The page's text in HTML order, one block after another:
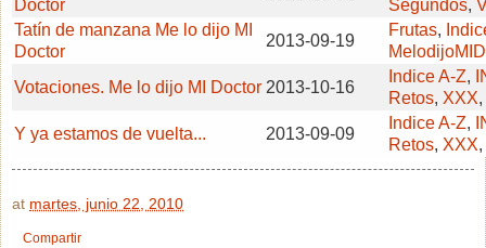
Doctor
Segundos,
Tatín de manzana Me lo dijo MI
Doctor
2013-09-19
Frutas,
Votaciones. Me lo dijo MI Doctor 2013-10-16
Indice A-Z,
Retos, XXX,
Y ya estamos de vuelta...
2013-09-09
Indice A-Z,
Retos, XXX,
at martes, junio 22, 2010
Compartir